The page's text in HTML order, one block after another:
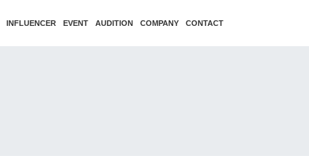
INFLUENCER EVENT AUDITION COMPANY CONTACT